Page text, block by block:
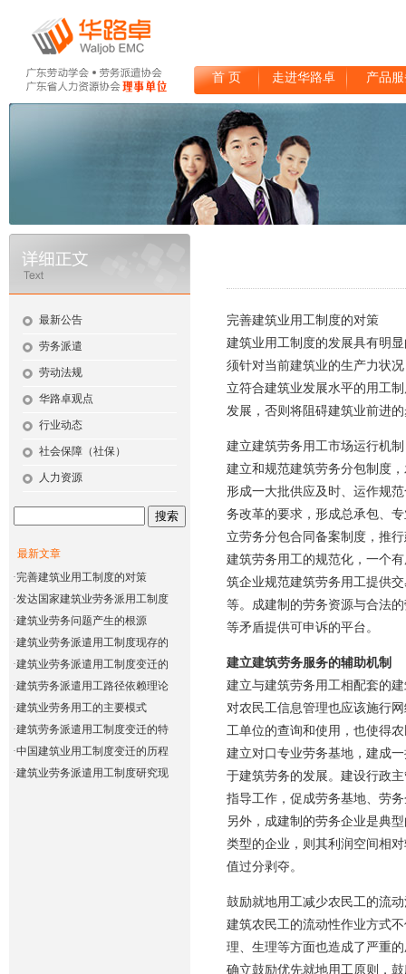
首 页 走进华路卓 产品
最新公告
劳务派遣
劳动法规
华路卓观点
行业动态
社会保障（社保）
人力资源
最新文章
·完善建筑业用工制度的对策
·发达国家建筑业劳务派用工制度
·建筑业劳务问题产生的根源
·建筑业劳务派遣用工制度现存的
·建筑业劳务派遣用工制度变迁的
·建筑劳务派遣用工路径依赖理论
·建筑业劳务用工的主要模式
·建筑劳务派遣用工制度变迁的特
·中国建筑业用工制度变迁的历程
·建筑业劳务派遣用工制度研究现
完善建筑业用工制度的对策
建筑业用工制度的发展具有明
须针对当前建筑业的生产力状
立符合建筑业发展水平的用工
发展，否则将阻碍建筑业前进
建立建筑劳务用工市场运行机
建立和规范建筑劳务分包制度
形成一大批供应及时、运作规
务改革的要求，形成总承包、
立劳务分包合同备案制度，推
建筑劳务用工的规范化，一个
筑企业规范建筑劳务用工提供
等。成建制的劳务资源与合法
等矛盾提供可申诉的平台。
建立建筑劳务服务的辅助机制
建立与建筑劳务用工相配套的
对农民工信息管理也应该施行
工单位的查询和使用，也使得
建立对口专业劳务基地，建成
于建筑劳务的发展。建设行政
指导工作，促成劳务基地、劳
另外，成建制的劳务企业是典
类型的企业，则其利润空间相
值过分剥夺。
鼓励就地用工减少农民工的流
建筑农民工的流动性作业方式
理、生理等方面也造成了严重
确立鼓励优先就地用工原则，